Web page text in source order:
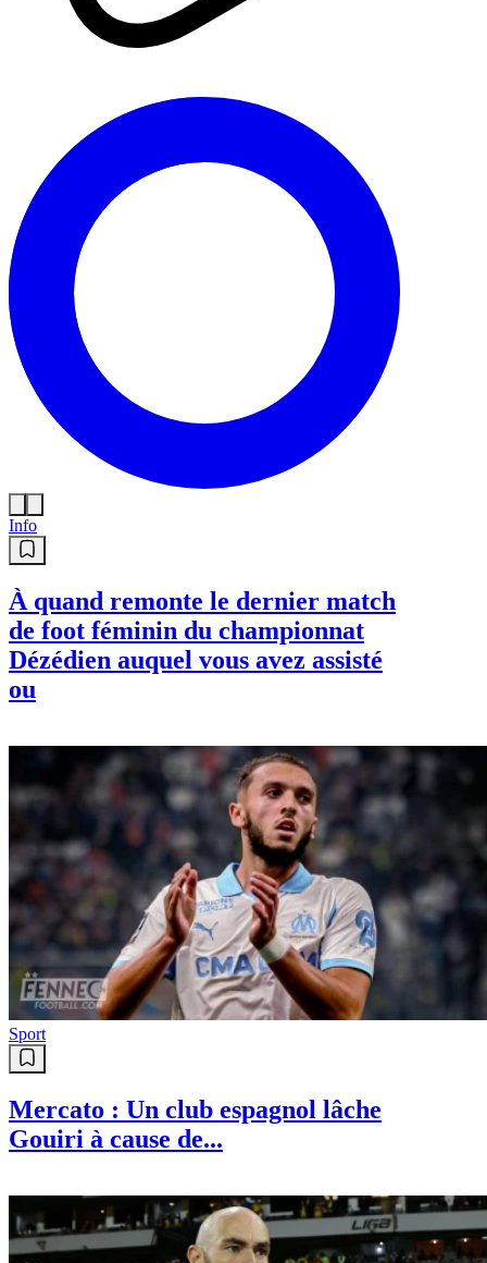
Info
À quand remonte le dernier match
de foot féminin du championnat
Dézédien auquel vous avez assisté
ou
Sport
Mercato : Un club espagnol lâche
Gouiri à cause de...